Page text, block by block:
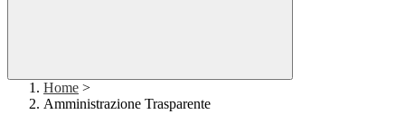
Home >
Amministrazione Trasparente